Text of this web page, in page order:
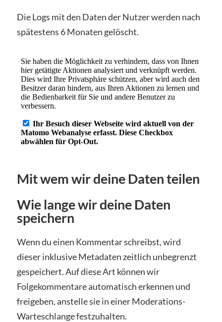
Die Logs mit den Daten der Nutzer werden nach
spätestens 6 Monaten gelöscht.
Mit wem wir deine Daten teilen
Wie lange wir deine Daten
speichern
Wenn du einen Kommentar schreibst, wird
dieser inklusive Metadaten zeitlich unbegrenzt
gespeichert. Auf diese Art können wir
Folgekommentare automatisch erkennen und
freigeben, anstelle sie in einer Moderations-
Warteschlange festzuhalten.